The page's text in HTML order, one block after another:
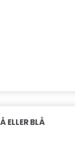
ELLER BLÅ